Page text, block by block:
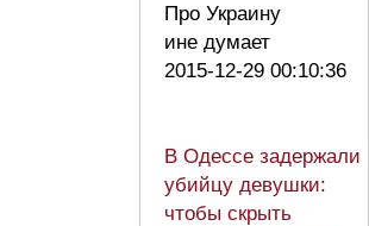
Про Украину
ине думает
2015-12-29 00:10:36
В Одессе задержали
убийцу девушки:
чтобы скрыть